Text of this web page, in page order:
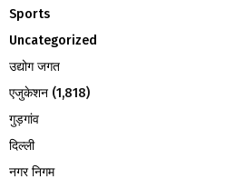
Sports
Uncategorized
उद्योग जगत
एजुकेशन (1,818)
गुड़गांव
दिल्ली
नगर निगम